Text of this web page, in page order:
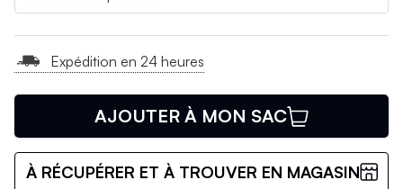
Expédition en 24 heures
AJOUTER À MON SAC
À RÉCUPÉRER ET À TROUVER EN MAGASIN